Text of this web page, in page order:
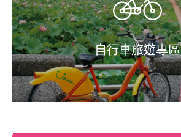
自行車旅遊專區